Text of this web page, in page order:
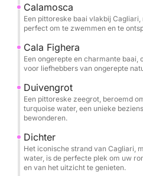
verzorgd, voor een nog
Huisdieren zijn welkom aan
ervaring delen met uw
vriendengroepen die de zee
eenvoudige, ontspannen
willen ontdekken.
Calamosca
Een pittoreske baai vlakbij
perfect om te zwemmen en te
Cala Fighera
Een ongerepte en charmante baai,
voor liefhebbers van ongerepte
Duivengrot
Een pittoreske zeegrot, beroemd
turquoise water, een unieke
bewonderen.
Dichter
Het iconische strand van Cagliari,
water, is de perfecte plek om uw
en van het uitzicht te genieten.